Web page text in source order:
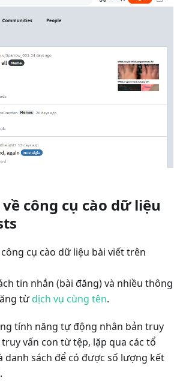
công cụ cào dữ liệu
cụ cào dữ liệu bài viết trên
tin nhắn (bài đăng) và nhiều thông
từdịch vụ cùng tên.
tính năng tự động nhân bản truy
vấn con từ tệp, lặp qua các tổ
danh sách để có được số lượng kết